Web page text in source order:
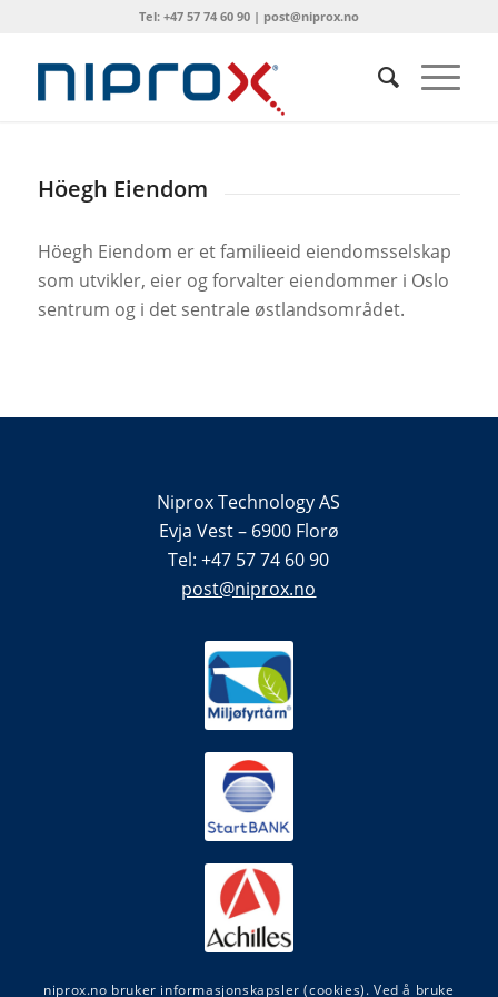
Tel: +47 57 74 60 90 | post@niprox.no
Höegh Eiendom
Höegh Eiendom er et familieeid eiendomsselskap
som utvikler, eier og forvalter eiendommer i Oslo
sentrum og i det sentrale østlandsområdet.
Niprox Technology AS
Evja Vest – 6900 Florø
Tel: +47 57 74 60 90
post@niprox.no
niprox.no bruker informasjonskapsler (cookies). Ved å bruke